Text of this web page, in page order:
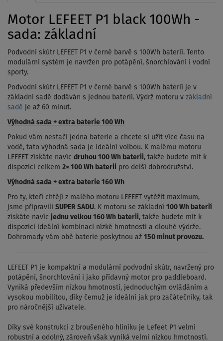
Motor LEFEET P1 black 100Wh -
sada: základní
Podvodní skútr LEFEET P1 v černé barvě s 100Wh baterií. Tento
modulární systém je navržen pro potápění, šnorchlování i vodní
sporty.
Podvodní skútr LEFEET P1 v černé barvě s 100Wh baterií je v
základní sadě dodáván s jednou baterií. Výdrž motoru v základní
sadě je až 60 minut.
Výhodná sada + extra baterie 100 Wh
Pokud vám nestačí jedna baterie a chcete si užít více času na
vodě, tato výhodná sada je ideální volbou. K malému motoru
LEFEET získáte navíc druhou 100 Wh baterii, takže budete mít k
dispozici celkem 2× 100 Wh baterii pro delší dobrodružství.
Výhodná sada + extra baterie 160 Wh
Pro ty, kteří chtějí z malého motoru LEFEET vytěžit maximum,
jsme připravili SUPER SADU. K motoru se základní 100 Wh baterií
získáte navíc jednu velkou 160 Wh baterii, takže budete mít k
dispozici ideální kombinaci nízké hmotnosti a dlouhé výdrže.
Dohromady vám obě baterie poskytnou až 150 minut provozu.
LEFEET P1 je kompaktní a modulární podvodní skútr, navržený pro
potápění, šnorchlování i jako přídavný motor pro paddleboard.
Vyniká především nízkou hmotností, jednoduchým ovládáním a
vysokou mobilitou, díky čemuž je ideální jak pro začátečníky, tak
pro náročnější uživatele.
Díky své konstrukci z broušeného hliníku je Lefeet P1 velmi
robustní a odolný, zároveň však vyniká velmi nízkou hmotností.